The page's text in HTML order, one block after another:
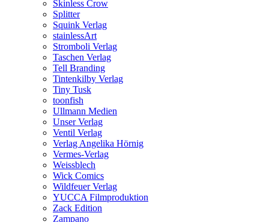
Skinless Crow
Splitter
Squink Verlag
stainlessArt
Stromboli Verlag
Taschen Verlag
Tell Branding
Tintenkilby Verlag
Tiny Tusk
toonfish
Ullmann Medien
Unser Verlag
Ventil Verlag
Verlag Angelika Hörnig
Vermes-Verlag
Weissblech
Wick Comics
Wildfeuer Verlag
YUCCA Filmproduktion
Zack Edition
Zampano